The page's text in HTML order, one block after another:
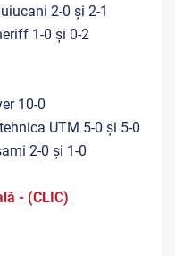
2-0 și 2-1
1-0 și 0-2
10-0
UTM 5-0 și 5-0
2-0 și 1-0
- (CLIC)